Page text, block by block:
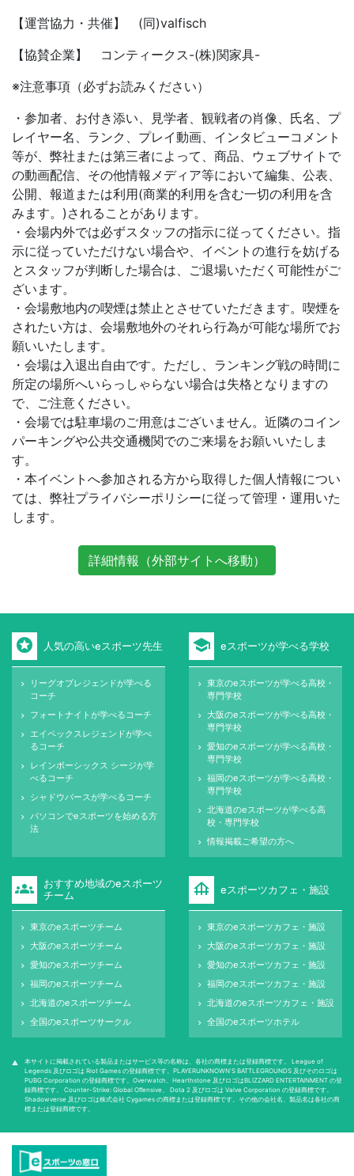
【運営協力・共催】 (同)valfisch
【協賛企業】 コンティークス-(株)関家具-
※注意事項（必ずお読みください）
・参加者、お付き添い、見学者、観戦者の肖像、氏名、プ
レイヤー名、ランク、プレイ動画、インタビューコメント
等が、弊社または第三者によって、商品、ウェブサイトで
の動画配信、その他情報メディア等において編集、公表、
公開、報道または利用(商業的利用を含む一切の利用を含
みます。)されることがあります。
・会場内外では必ずスタッフの指示に従ってください。指
示に従っていただけない場合や、イベントの進行を妨げる
とスタッフが判断した場合は、ご退場いただく可能性がご
ざいます。
・会場敷地内の喫煙は禁止とさせていただきます。喫煙を
されたい方は、会場敷地外のそれら行為が可能な場所でお
願いいたします。
・会場は入退出自由です。ただし、ランキング戦の時間に
所定の場所へいらっしゃらない場合は失格となりますの
で、ご注意ください。
・会場では駐車場のご用意はございません。近隣のコイン
パーキングや公共交通機関でのご来場をお願いいたしま
す。
・本イベントへ参加される方から取得した個人情報につい
ては、弊社プライバシーポリシーに従って管理・運用いた
します。
詳細情報（外部サイトへ移動）
stars 人気の高いeスポーツ先生
keyboard_arrow_right
リーグオブレジェンドが学べる
コーチ
keyboard_arrow_right フォートナイトが学べるコーチ
keyboard_arrow_right
エイペックスレジェンドが学べ
るコーチ
keyboard_arrow_right
レインボーシックス シージが学
べるコーチ
keyboard_arrow_right シャドウバースが学べるコーチ
keyboard_arrow_right
パソコンでeスポーツを始める方
法
school eスポーツが学べる学校
keyboard_arrow_right
東京のeスポーツが学べる高校・
専門学校
keyboard_arrow_right
大阪のeスポーツが学べる高校・
専門学校
keyboard_arrow_right
愛知のeスポーツが学べる高校・
専門学校
keyboard_arrow_right
福岡のeスポーツが学べる高校・
専門学校
keyboard_arrow_right
北海道のeスポーツが学べる高
校・専門学校
keyboard_arrow_right 情報掲載ご希望の方へ
groups
おすすめ地域のeスポーツ
チーム
keyboard_arrow_right 東京のeスポーツチーム
keyboard_arrow_right 大阪のeスポーツチーム
keyboard_arrow_right 愛知のeスポーツチーム
keyboard_arrow_right 福岡のeスポーツチーム
keyboard_arrow_right 北海道のeスポーツチーム
keyboard_arrow_right 全国のeスポーツサークル
foundation eスポーツカフェ・施設
keyboard_arrow_right 東京のeスポーツカフェ・施設
keyboard_arrow_right 大阪のeスポーツカフェ・施設
keyboard_arrow_right 愛知のeスポーツカフェ・施設
keyboard_arrow_right 福岡のeスポーツカフェ・施設
keyboard_arrow_right 北海道のeスポーツカフェ・施設
keyboard_arrow_right 全国のeスポーツホテル
warning
本サイトに掲載されている製品またはサービス等の名称は、各社の商標または登録商標です。 League of
Legends 及びロゴは Riot Games の登録商標です。PLAYERUNKNOWN'S BATTLEGROUNDS 及びそのロゴは
PUBG Corporation の登録商標です。Overwatch、Hearthstone 及びロゴはBLIZZARD ENTERTAINMENT の登
録商標です。 Counter-Strike: Global Oﬀensive、 Dota 2 及びロゴは Valve Corporation の登録商標です。
Shadowverse 及びロゴは株式会社 Cygames の商標または登録商標です。その他の会社名、製品名は各社の商
標または登録商標です。